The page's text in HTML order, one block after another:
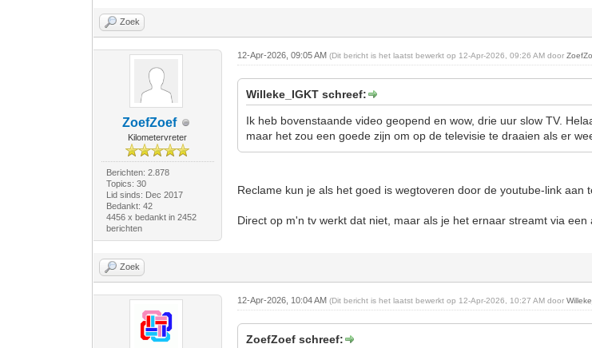
Zoek
ZoefZoef
Kilometervreter
Berichten: 2.878
Topics: 30
Lid sinds: Dec 2017
Bedankt: 42
4456 x bedankt in 2452
berichten
12-Apr-2026, 09:05 AM(Dit bericht is het laatst bewerkt op 12-Apr-2026, 09:26 AM door
Willeke_IGKT schreef:
Ik heb bovenstaande video geopend en wow, drie uur slow TV.
maar het zou een goede zijn om op de televisie te draaien als er
Reclame kun je als het goed is wegtoveren door de youtube-link aan
Direct op m'n tv werkt dat niet, maar als je het ernaar streamt via een
Zoek
12-Apr-2026, 10:04 AM(Dit bericht is het laatst bewerkt op 12-Apr-2026, 10:27 AM door
ZoefZoef schreef: